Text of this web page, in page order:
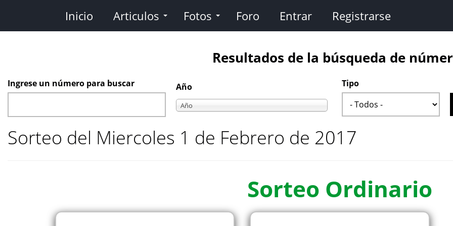
contenido
Inicio Articulos Fotos Foro Entrar Registrarse
Resultados de la búsqueda de
Ingrese un número para buscar
Año
Año
Año
Tipo
Sorteo del Miercoles 1 de Febrero de 2017
Sorteo Ordinario